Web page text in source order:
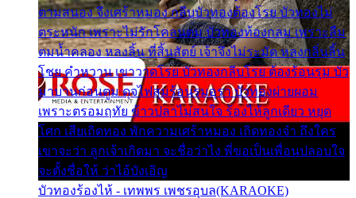
ตามสนอง จึงเศร้าหมอง กลีบบัวทองต้องโรย บัวทองไม่
ตระหนัก เพราะไม่รักโคลนตม บัวทองท้องกลม เพราะลืม
ตมน้ำคลอง หลงลิ้น ที่สิ้นสัตย์ เจ้าจึงไม่ระมัด หลงกลิ่นลิ้น
โชย คำหวาน เขาวาดโรย บัวทองกลีบโรย ต้องร้อนรุม บัว
มาบานก่อนตูม ดุจไฟสุมร้อนรุมอุรา บัวทองผ่ายผอม
เพราะตรอมฤทัย ข้าวปลาไม่สนใจ ร้องไห้ลูกเดียว หยุด
โศก เสียเถิดทอง พักความเศร้าหมอง เถิดทองจ๋า ถึงใคร
เขาจะว่า ลูกเจ้าเกิดมา จะชื่อว่าไง พี่ขอเป็นเพื่อนปลอบใจ
จะตั้งชื่อให้ ว่าไอ้บังเอิญ
บัวทองร้องไห้ - เทพพร เพชรอุบล(KARAOKE)